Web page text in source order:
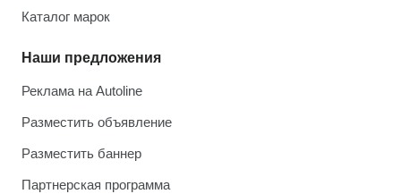
Каталог марок
Наши предложения
Реклама на Autoline
Разместить объявление
Разместить баннер
Партнерская программа